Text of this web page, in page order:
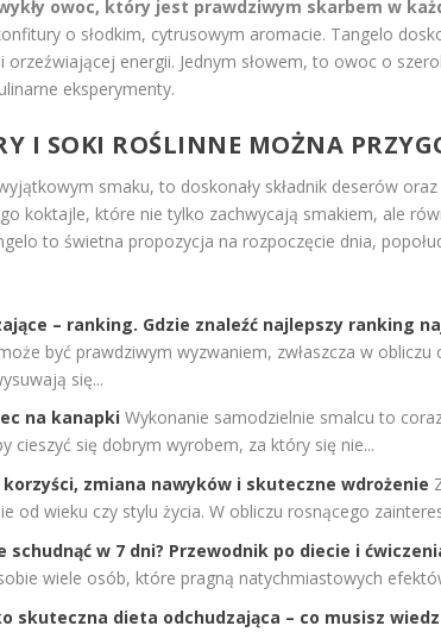
owoc, który jest prawdziwym skarbem w
o słodkim, cytrusowym aromacie. Tangelo
orzeźwiającej energii. Jednym słowem, to owoc o
eksperymenty.
I SOKI ROŚLINNE MOŻNA
smaku, to doskonały składnik deserów
koktajle, które nie tylko zachwycają smakiem, ale
to świetna propozycja na rozpoczęcie dnia,
– ranking. Gdzie znaleźć najlepszy ranking
być prawdziwym wyzwaniem, zwłaszcza w
się...
na kanapki Wykonanie samodzielnie smalcu to
cieszyć się dobrym wyrobem, za który się nie...
zmiana nawyków i skuteczne wdrożenie
od wieku czy stylu życia. W obliczu rosnącego
schudnąć w 7 dni? Przewodnik po diecie i
wiele osób, które pragną natychmiastowych
skuteczna dieta odchudzająca – co musisz